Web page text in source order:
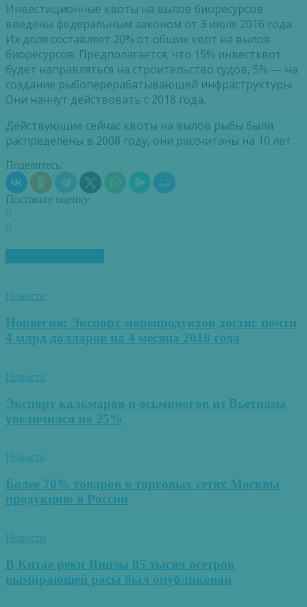
Инвестиционные квоты на вылов биоресурсов
введены федеральным законом от 3 июля 2016 года.
Их доля составляет 20% от общих квот на вылов
биоресурсов. Предполагается, что 15% инвестквот
будет направляться на строительство судов, 5% — на
создание рыбоперерабатывающей инфраструктуры.
Они начнут действовать с 2018 года.
Действующие сейчас квоты на вылов рыбы были
распределены в 2008 году, они рассчитаны на 10 лет.
Поделитесь:
Поставьте оценку:
Новости
Норвегия: Экспорт морепродуктов достиг почти
4 млрд долларов на 4 месяца 2018 года
Новости
Экспорт кальмаров и осьминогов из Вьетнама
увеличился на 25%
Новости
Более 70% товаров в торговых сетях Москвы
продукцию в России
Новости
В Китае реки Янцзы 85 тысяч осетров
вымирающей расы был опубликован